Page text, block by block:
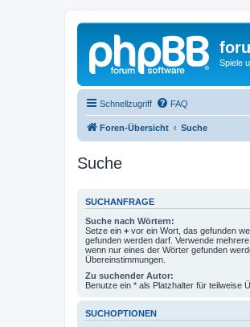
Spiele
Schnellzugriff FAQ
Foren-Übersicht Suche
Suche
SUCHANFRAGE
Suche nach Wörtern:
Setze ein + vor ein Wort, das gefunden
gefunden werden darf. Verwende
wenn nur eines der Wörter gefunden
Übereinstimmungen.
Zu suchender Autor:
Benutze ein * als Platzhalter für teilweise
SUCHOPTIONEN